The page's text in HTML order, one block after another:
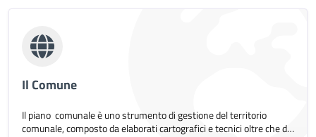
Il Comune
Il piano comunaleè uno strumento di gestione del territorio
comunale, composto da elaborati cartografici e tecnici oltre che da